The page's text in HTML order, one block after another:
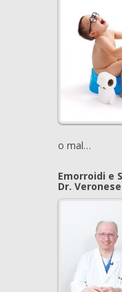
o mal…
Emorroidi e
Dr. Veronese